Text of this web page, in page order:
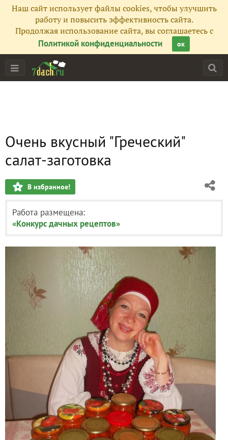
Наш сайт использует файлы cookies, чтобы улучшить
работу и повысить эффективность сайта.
Продолжая использование сайта, вы соглашаетесь с
Политикой конфиденциальности
ок
Очень вкусный "Греческий"
салат-заготовка
В избранное!
Работа размещена:
«Конкурс дачных рецептов»